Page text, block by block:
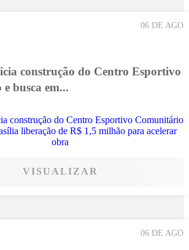
06 DE AGO
construção do Centro Esportivo
busca em...
VISUALIZAR
06 DE AGO